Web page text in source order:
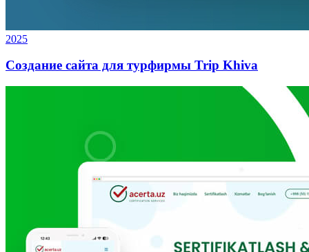
2025
Создание сайта для турфирмы Trip Khiva